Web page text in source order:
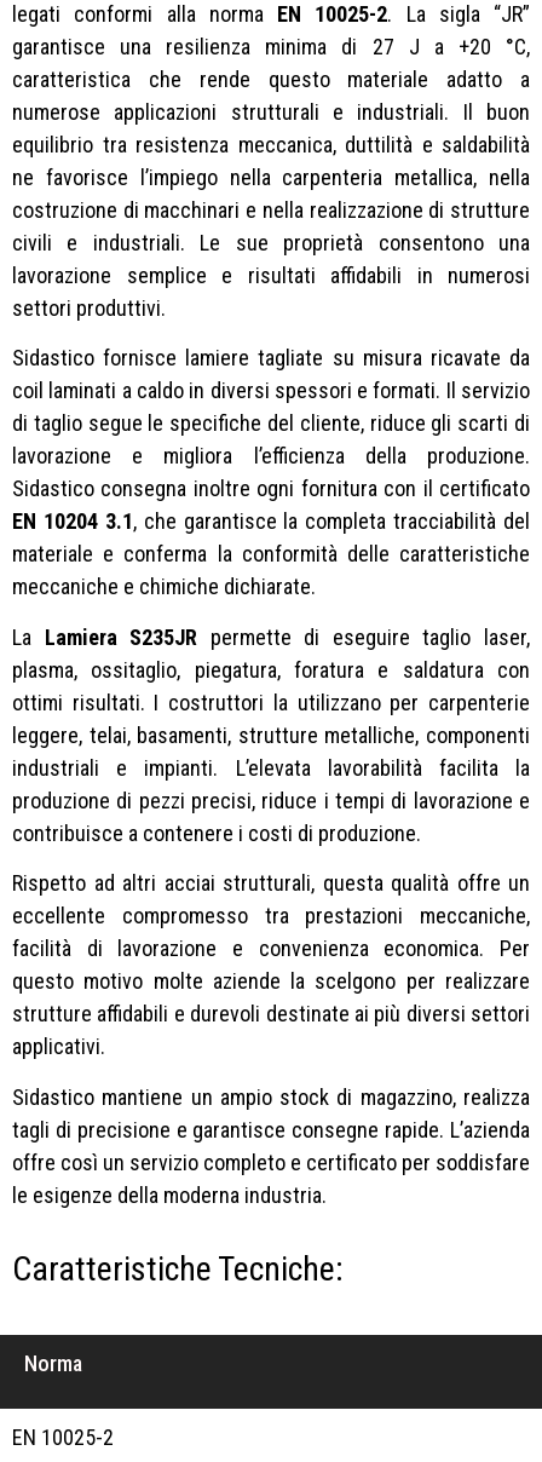
legati conformi alla norma EN 10025-2. La sigla “JR”
garantisce una resilienza minima di 27 J a +20 °C,
caratteristica che rende questo materiale adatto a
numerose applicazioni strutturali e industriali. Il buon
equilibrio tra resistenza meccanica, duttilità e saldabilità
ne favorisce l’impiego nella carpenteria metallica, nella
costruzione di macchinari e nella realizzazione di strutture
civili e industriali. Le sue proprietà consentono una
lavorazione semplice e risultati affidabili in numerosi
settori produttivi.
Sidastico fornisce lamiere tagliate su misura ricavate da
coil laminati a caldo in diversi spessori e formati. Il servizio
di taglio segue le specifiche del cliente, riduce gli scarti di
lavorazione e migliora l’efficienza della produzione.
Sidastico consegna inoltre ogni fornitura con il certificato
EN 10204 3.1, che garantisce la completa tracciabilità del
materiale e conferma la conformità delle caratteristiche
meccaniche e chimiche dichiarate.
La Lamiera S235JR permette di eseguire taglio laser,
plasma, ossitaglio, piegatura, foratura e saldatura con
ottimi risultati. I costruttori la utilizzano per carpenterie
leggere, telai, basamenti, strutture metalliche, componenti
industriali e impianti. L’elevata lavorabilità facilita la
produzione di pezzi precisi, riduce i tempi di lavorazione e
contribuisce a contenere i costi di produzione.
Rispetto ad altri acciai strutturali, questa qualità offre un
eccellente compromesso tra prestazioni meccaniche,
facilità di lavorazione e convenienza economica. Per
questo motivo molte aziende la scelgono per realizzare
strutture affidabili e durevoli destinate ai più diversi settori
applicativi.
Sidastico mantiene un ampio stock di magazzino, realizza
tagli di precisione e garantisce consegne rapide. L’azienda
offre così un servizio completo e certificato per soddisfare
le esigenze della moderna industria.
Caratteristiche Tecniche:
Norma
EN 10025-2